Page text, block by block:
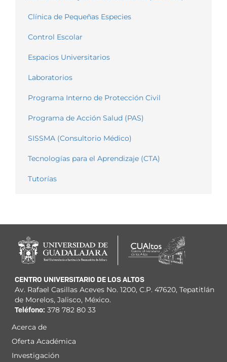
Clínica de Pequeñas Especies
Control Escolar
Espacios Universitarios
Laboratorios
Programa Interno de Protección Civil
Programa de Acción Salud (PAS)
SISSMA (Consultorio Médico)
Tecnologías para el Aprendizaje (CTA)
Tutorías
CENTRO UNIVERSITARIO DE LOS ALTOS
Av. Rafael Casillas Aceves No. 1200, C.P. 47620, Tepatitlán
de Morelos, Jalisco, México.
Teléfono: 378 782 80 33
Menú
principal
Acerca de
Oferta Académica
Investigación